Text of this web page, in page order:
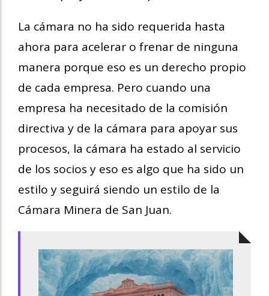
La cámara no ha sido requerida hasta
ahora para acelerar o frenar de ninguna
manera porque eso es un derecho propio
de cada empresa. Pero cuando una
empresa ha necesitado de la comisión
directiva y de la cámara para apoyar sus
procesos, la cámara ha estado al servicio
de los socios y eso es algo que ha sido un
estilo y seguirá siendo un estilo de la
Cámara Minera de San Juan.